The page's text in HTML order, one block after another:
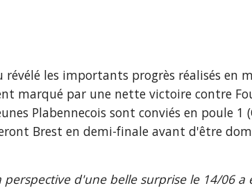
révélé les importants progrès réalisés en
marqué par une nette victoire contre
Plabennecois sont conviés en poule
Brest en demi-finale avant d'être
d'une belle surprise le 14/06 a